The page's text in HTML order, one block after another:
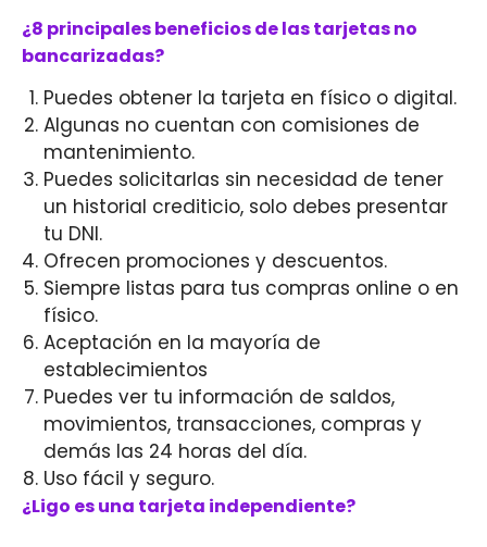
¿8 principales beneficios de las tarjetas no
bancarizadas?
Puedes obtener la tarjeta en físico o digital.
Algunas no cuentan con comisiones de
mantenimiento.
Puedes solicitarlas sin necesidad de tener
un historial crediticio, solo debes presentar
tu DNI.
Ofrecen promociones y descuentos.
Siempre listas para tus compras online o en
físico.
Aceptación en la mayoría de
establecimientos
Puedes ver tu información de saldos,
movimientos, transacciones, compras y
demás las 24 horas del día.
Uso fácil y seguro.
¿Ligo es una tarjeta independiente?